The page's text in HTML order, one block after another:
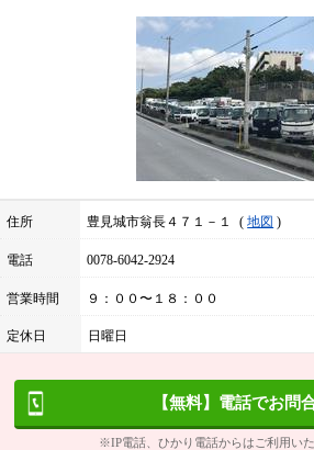
住所 豊見城市翁長４７１－１ 地図
電話 0078-6042-2924
営業時間 ９：００〜１８：００
定休日 日曜日
【無料】電話でお問
※IP電話、ひかり電話からはご利用いた